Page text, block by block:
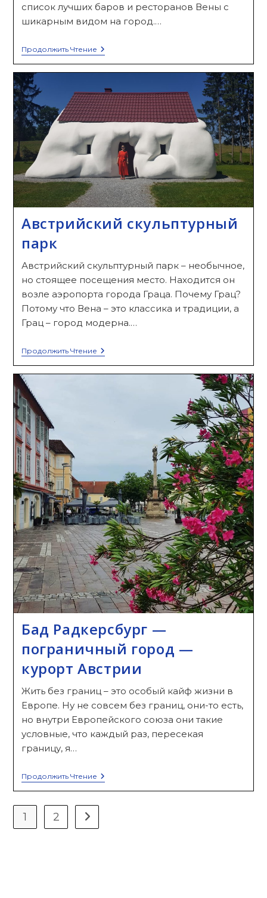
список лучших баров и ресторанов Вены с
шикарным видом на город.…
Продолжить ЧтениеЛучшие
Бары
Вены
С
Видом
На
Город
Австрийский скульптурный
парк
Австрийский скульптурный парк – необычное,
но стоящее посещения место. Находится он
возле аэропорта города Граца. Почему Грац?
Потому что Вена – это классика и традиции, а
Грац – город модерна.…
Продолжить ЧтениеАвстрийский
Бад Радкерсбург —
пограничный город —
курорт Австрии
Жить без границ – это особый кайф жизни в
Европе. Ну не совсем без границ, они-то есть,
но внутри Европейского союза они такие
условные, что каждый раз, пересекая
границу, я…
Продолжить ЧтениеБад
Радкерсбург
Пограничный
1 2 Перейти на следующую страницу